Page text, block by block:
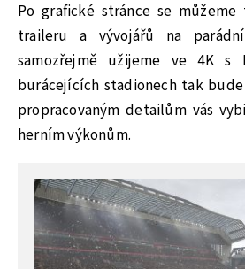
Po grafické stránce se
traileru a vývojářů na
samozřejmě užijeme ve 4K s
burácejících stadionech tak
propracovaným detailům vás
herním výkonům.